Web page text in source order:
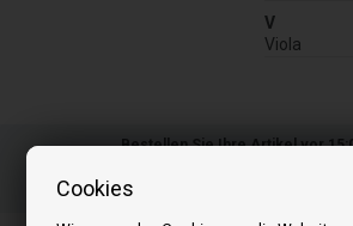
Cookies
V
Viola
Bestellen Sie Ihre Artikel vor
Ihre Bestellung wird versendet